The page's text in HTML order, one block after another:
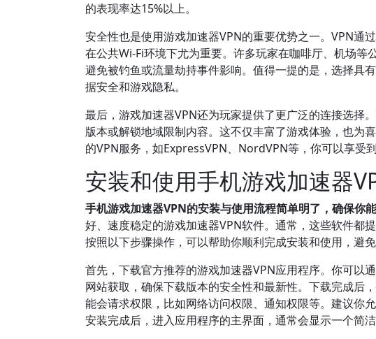
的表现率达15%以上。
安全性也是使用游戏加速器VPN的重要优势之一。VPN通
在公共Wi-Fi环境下尤为重要。许多玩家在咖啡厅、机场等
避免被钓鱼或流量劫持事件影响。值得一提的是，选择具
据安全和游戏隐私。
最后，游戏加速器VPN还为玩家提供了更广泛的连接选择
版本或解锁地域限制内容。这不仅丰富了游戏体验，也为
的VPN服务，如ExpressVPN、NordVPN等，你可以享受
安装和使用手机游戏加速器
手机游戏加速器VPN的安装与使用流程简单明了，确保你
好、速度稳定的游戏加速器VPN软件。通常，这些软件都
按照以下步骤操作，可以帮助你顺利完成安装和使用，避免
首先，下载官方推荐的游戏加速器VPN应用程序。你可以
网站获取，确保下载版本的安全性和最新性。下载完成后
能会请求权限，比如网络访问权限、通知权限等。建议你
安装完成后，进入应用程序的主界面，通常会显示一个简